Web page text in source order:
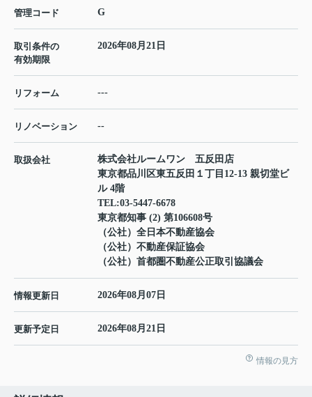
管理コード G
取引条件の
有効期限
2026年08月21日
リフォーム ---
リノベーション --
取扱会社
株式会社ルームワン 五反田店
東京都品川区東五反田１丁目12-13 親切堂ビ
ル 4階
TEL:03-5447-6678
東京都知事 (2) 第106608号
（公社）全日本不動産協会
（公社）不動産保証協会
（公社）首都圏不動産公正取引協議会
情報更新日 2026年08月07日
更新予定日 2026年08月21日
情報の見方